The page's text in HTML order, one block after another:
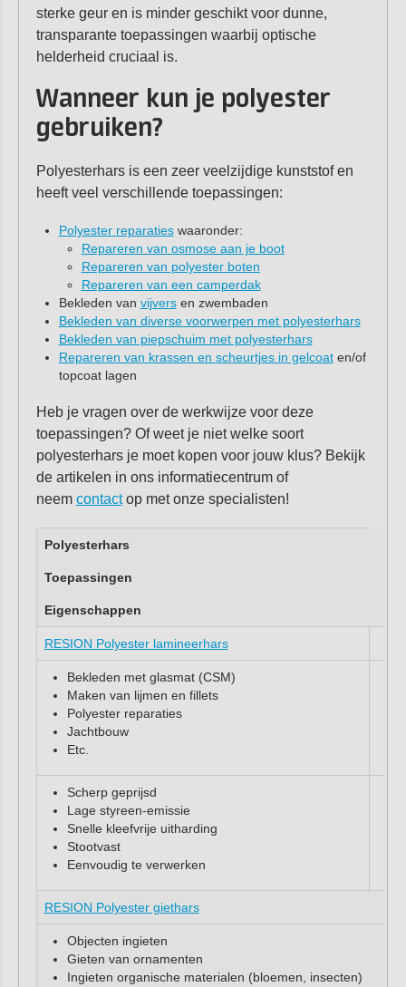
sterke geur en is minder geschikt voor dunne,
transparante toepassingen waarbij optische
helderheid cruciaal is.
Wanneer kun je polyester
gebruiken?
Polyesterhars is een zeer veelzijdige kunststof en
heeft veel verschillende toepassingen:
Polyester reparatieswaaronder:
Repareren van osmose aan je boot
Repareren van polyester boten
Repareren van een camperdak
Bekleden van vijversen zwembaden
Bekleden van diverse voorwerpen met polyesterhars
Bekleden van piepschuim met polyesterhars
Repareren van krassen en scheurtjes in gelcoaten/of
topcoat lagen
Heb je vragen over de werkwijze voor deze
toepassingen? Of weet je niet welke soort
polyesterhars je moet kopen voor jouw klus? Bekijk
de artikelen in ons informatiecentrum of
neem contactop met onze specialisten!
Polyesterhars
Toepassingen
Eigenschappen
RESION Polyester lamineerhars
Bekleden met glasmat (CSM)
Maken van lijmen en fillets
Polyester reparaties
Jachtbouw
Etc.
Scherp geprijsd
Lage styreen-emissie
Snelle kleefvrije uitharding
Stootvast
Eenvoudig te verwerken
RESION Polyester giethars
Objecten ingieten
Gieten van ornamenten
Ingieten organische materialen (bloemen, insecten)